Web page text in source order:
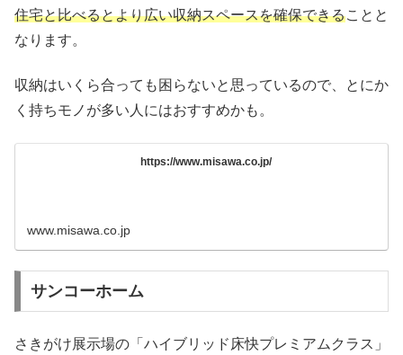
住宅と比べるとより広い収納スペースを確保できることと
なります。
収納はいくら合っても困らないと思っているので、とにか
く持ちモノが多い人にはおすすめかも。
https://www.misawa.co.jp/
www.misawa.co.jp
サンコーホーム
さきがけ展示場の「ハイブリッド床快プレミアムクラス」